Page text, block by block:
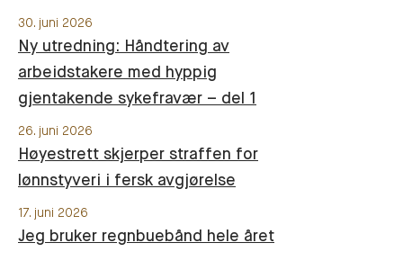
30. juni 2026
Ny utredning: Håndtering av
arbeidstakere med hyppig
gjentakende sykefravær – del 1
26. juni 2026
Høyestrett skjerper straffen for
lønnstyveri i fersk avgjørelse
17. juni 2026
Jeg bruker regnbuebånd hele året